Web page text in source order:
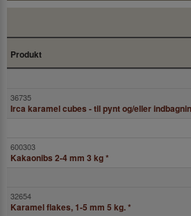
Produkt
Kakaonibs 2-4 mm 3 kg*
Karamel flakes, 1-5 mm 5 kg.*